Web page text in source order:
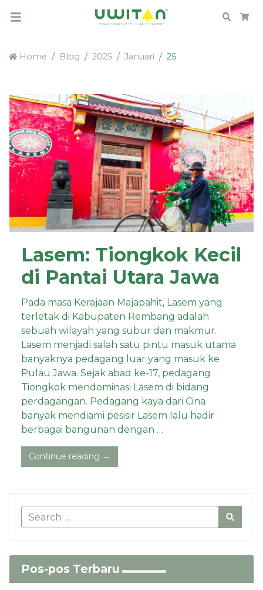
Search
Home Blog 2025 Januari 25
Lasem: Tiongkok Kecil
di Pantai Utara Jawa
Pada masa Kerajaan Majapahit, Lasem yang
terletak di Kabupaten Rembang adalah
sebuah wilayah yang subur dan makmur.
Lasem menjadi salah satu pintu masuk utama
banyaknya pedagang luar yang masuk ke
Pulau Jawa. Sejak abad ke-17, pedagang
Tiongkok mendominasi Lasem di bidang
perdagangan. Pedagang kaya dari Cina
banyak mendiami pesisir Lasem lalu hadir
berbagai bangunan dengan …
Continue reading →
Pos-pos Terbaru